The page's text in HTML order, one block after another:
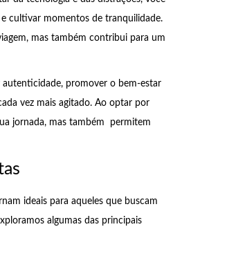
cultivar momentos de tranquilidade.
mas também contribui para um
promover o bem-estar
vez mais agitado. Ao optar por
jornada, mas também permitem
ideais para aqueles que buscam
algumas das principais